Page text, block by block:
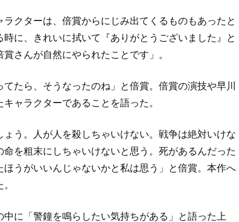
クターは、倍賞からにじみ出てくるものもあったと
に、きれいに拭いて『ありがとうございました』と
さんが自然にやられたことです」。
たら、そうなったのね」と倍賞。倍賞の演技や早川
ャラクターであることを語った。
う。人が人を殺しちゃいけない。戦争は絶対いけな
を粗末にしちゃいけないと思う。死があるんだった
うがいいんじゃないかと私は思う」と倍賞。本作へ
に「警鐘を鳴らしたい気持ちがある」と語った上